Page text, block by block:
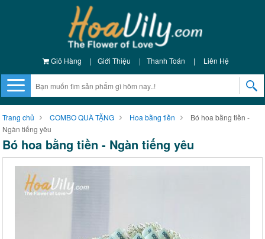
Giỏ Hàng | Giới Thiệu | Thanh Toán | Liên Hệ
Trang chủ COMBO QUÀ TẶNG Hoa bằng tiền
Bó hoa bằng tiền -
Ngàn tiếng yêu
Bó hoa bằng tiền - Ngàn tiếng yêu